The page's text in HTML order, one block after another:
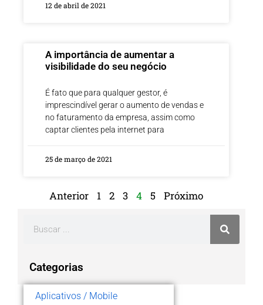
12 de abril de 2021
A importância de aumentar a
visibilidade do seu negócio
É fato que para qualquer gestor, é
imprescindível gerar o aumento de vendas e
no faturamento da empresa, assim como
captar clientes pela internet para
25 de março de 2021
Anterior 1 2 3 4 5 Próximo
Categorias
Aplicativos / Mobile